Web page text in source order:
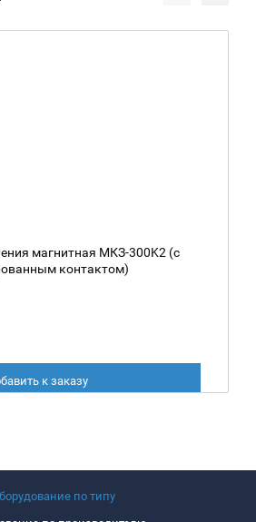
магнитная МКЗ-300K2 (с
контактом)
к заказу
по типу